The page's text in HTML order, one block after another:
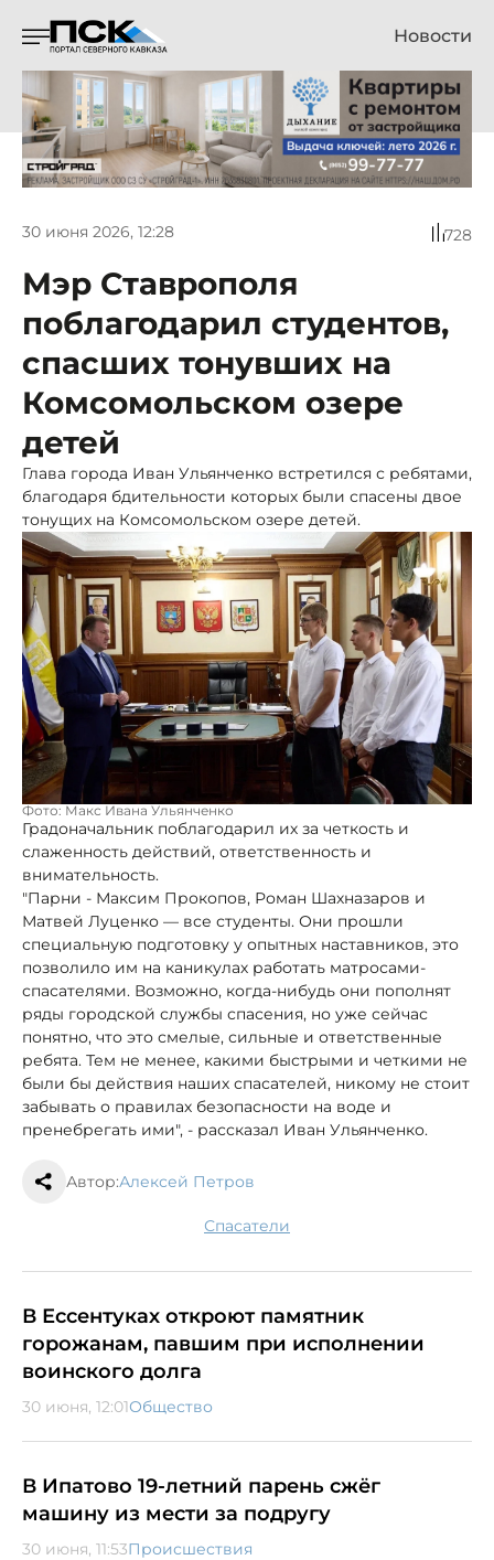
Новости
30 июня 2026, 12:28 728
Мэр Ставрополя
поблагодарил студентов,
спасших тонувших на
Комсомольском озере
детей
Глава города Иван Ульянченко встретился с ребятами,
благодаря бдительности которых были спасены двое
тонущих на Комсомольском озере детей.
Фото: Макс Ивана Ульянченко
Градоначальник поблагодарил их за четкость и
слаженность действий, ответственность и
внимательность.
"Парни - Максим Прокопов, Роман Шахназаров и
Матвей Луценко — все студенты. Они прошли
специальную подготовку у опытных наставников, это
позволило им на каникулах работать матросами-
спасателями. Возможно, когда-нибудь они пополнят
ряды городской службы спасения, но уже сейчас
понятно, что это смелые, сильные и ответственные
ребята. Тем не менее, какими быстрыми и четкими не
были бы действия наших спасателей, никому не стоит
забывать о правилах безопасности на воде и
пренебрегать ими", - рассказал Иван Ульянченко.
Автор:Алексей Петров
спасатели
В Ессентуках откроют памятник
горожанам, павшим при исполнении
воинского долга
30 июня, 12:01Общество
В Ипатово 19-летний парень сжёг
машину из мести за подругу
30 июня, 11:53Происшествия